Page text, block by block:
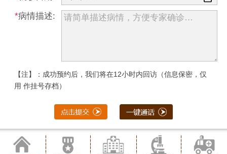
*病情描述:
【注】：成功预约后，我们将在12小时内回访（信息保密，仅
用 作挂号存档）